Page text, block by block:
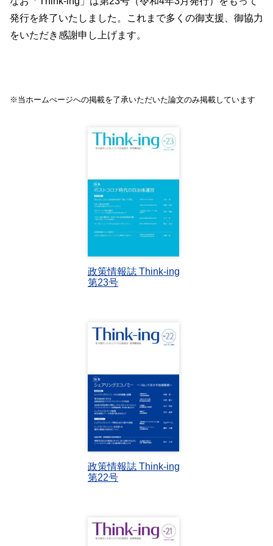
発行を終了いたしました。これまで多くの御支援、御協力
をいただき感謝申し上げます。
※当ホームぺージへの掲載を了承いただいた論文のみ掲載しています
政策情報誌 Think-ing
第23号
政策情報誌 Think-ing
第22号